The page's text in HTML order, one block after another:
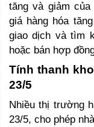
tăng và giảm
giá hàng hóa
giao dịch và tìm
hoặc bán hợp
Tính thanh
23/5
Nhiều thị trường
23/5, cho phép